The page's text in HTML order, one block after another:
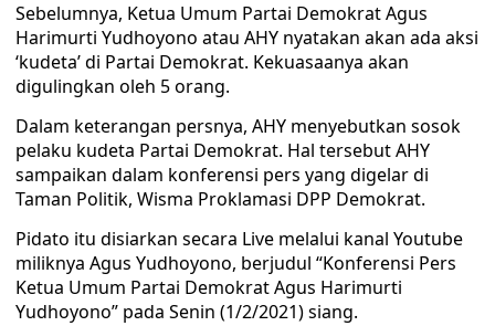
Sebelumnya, Ketua Umum Partai Demokrat Agus
Harimurti Yudhoyono atau AHY nyatakan akan ada aksi
‘kudeta’ di Partai Demokrat. Kekuasaanya akan
digulingkan oleh 5 orang.
Dalam keterangan persnya, AHY menyebutkan sosok
pelaku kudeta Partai Demokrat. Hal tersebut AHY
sampaikan dalam konferensi pers yang digelar di
Taman Politik, Wisma Proklamasi DPP Demokrat.
Pidato itu disiarkan secara Live melalui kanal Youtube
miliknya Agus Yudhoyono, berjudul “Konferensi Pers
Ketua Umum Partai Demokrat Agus Harimurti
Yudhoyono” pada Senin (1/2/2021) siang.